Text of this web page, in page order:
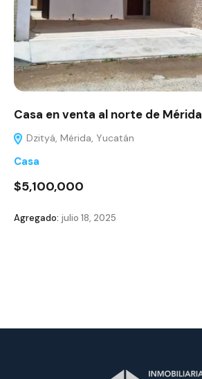
Casa en venta al norte de
Dzityá, Mérida, Yucatán
Casa
$5,100,000
Agregado: julio 18, 2025